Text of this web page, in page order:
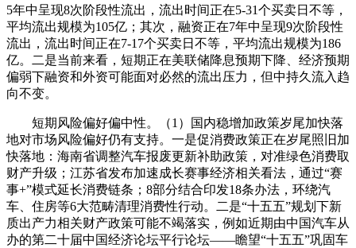
5年中呈现8次阶段性流出，流出时间正在5-31个买卖日不等，
平均流出规模为105亿；其次，融资正在7年中呈现9次阶段性
流出，流出时间正在7-17个买卖日不等，平均流出规模为186
亿。二是当前来看，短期正在美联储降息预期下降、经济预期
偏弱下融资和外资可能面对必然的流出压力，但中持久流入趋
向不变。
短期风险偏好偏中性。（1）国内稳增加政策岁尾加快落
地对市场风险偏好仍有支持。一是促消费政策正在岁尾照旧加
快落地：海南省调整汽车报废更新补助政策，对准绿色消费取
财产升级；江苏省发布加速成长赛事经济相关看法，通过“赛
事+”模式延长消费链条；8部分结合印发18条办法，环绕汽
车、住房等6大范畴清理消费性行动。二是“十五五”规划下新
质出产力相关财产政策可能不竭落实，例如近期由中国汽车从
办的第二十届中国经济论坛平行论坛——瞻望“十五五”巩固车